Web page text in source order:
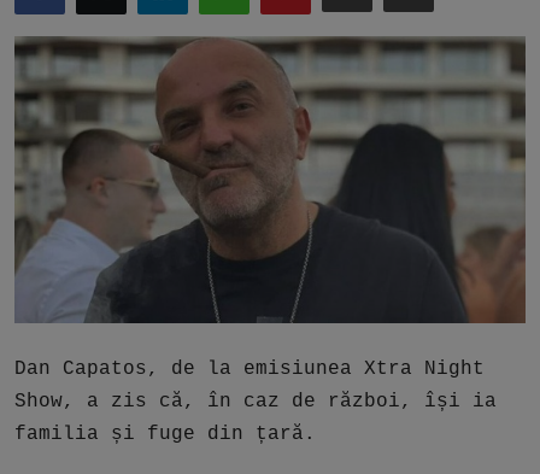
Ai Data Use Policy
Muzica
Free Script
Ai RoadMap
Dan Capatos, de la emisiunea Xtra Night
Show, a zis că, în caz de război, își ia
familia și fuge din țară.